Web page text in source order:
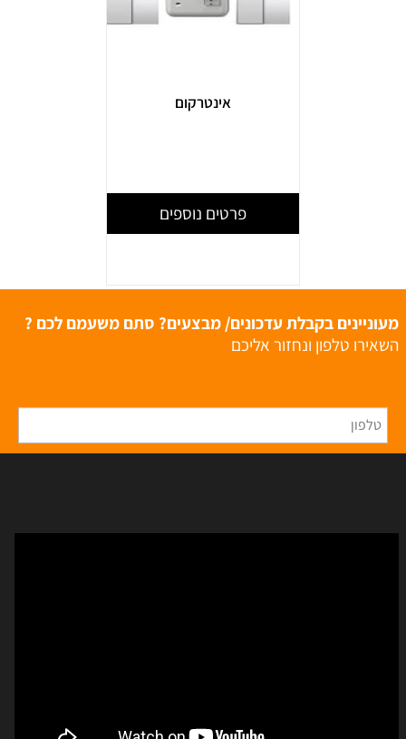
אינטרקום
פרטים נוספים
מעוניינים בקבלת עדכונים/ מבצעים? סתם משעמם לכם ?
השאירו טלפון ונחזור אליכם